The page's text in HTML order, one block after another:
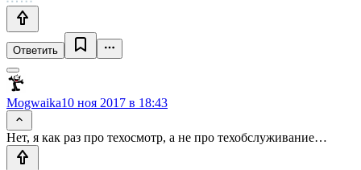
Ответить
Mogwaika10 ноя 2017 в 18:43
Нет, я как раз про техосмотр, а не про техобслуживание…